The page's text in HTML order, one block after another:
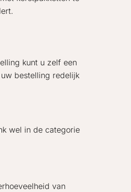
kunt u zelf een
bestelling redelijk
wel in de categorie
van